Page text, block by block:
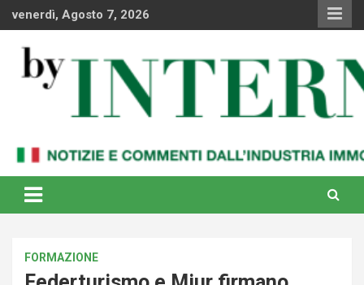
venerdì, Agosto 7, 2026
By Internews
internazionale
FORMAZIONE